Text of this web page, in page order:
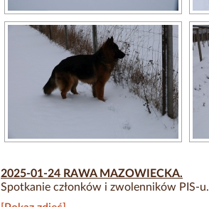
2025-01-24 RAWA MAZOWIECKA.
Spotkanie członków i zwolenników PIS-u.